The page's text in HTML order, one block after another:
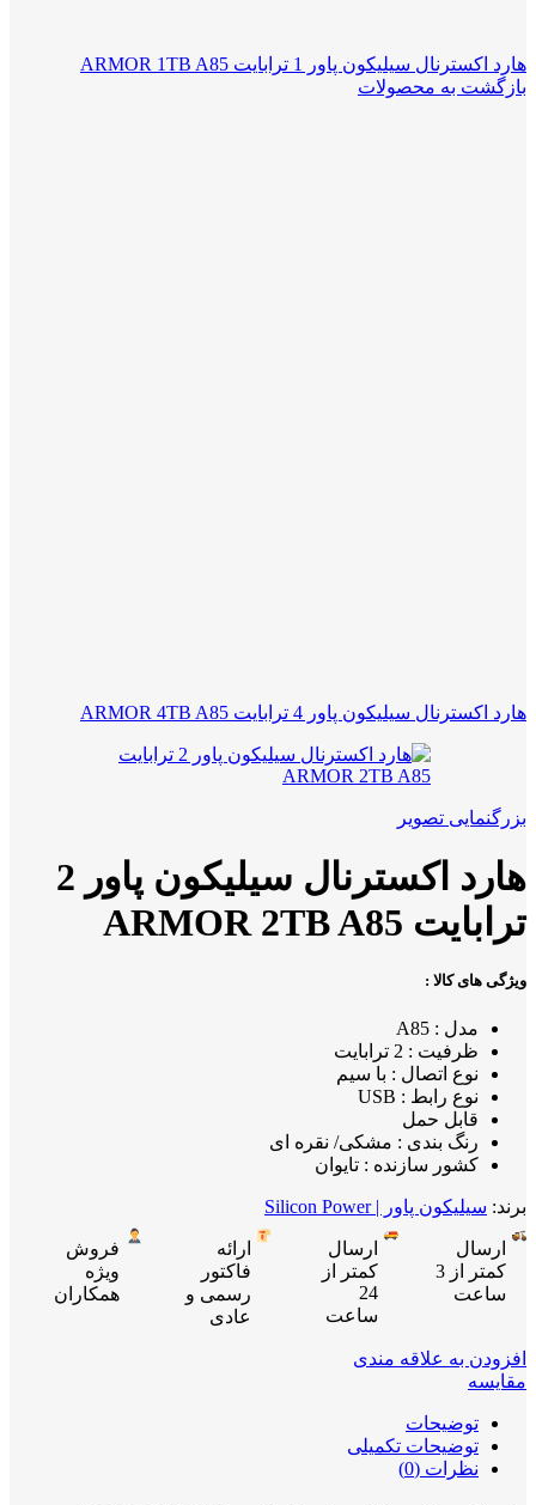
هارد اکسترنال سیلیکون پاور 1 ترابایت ARMOR 1TB A85
بازگشت به محصولات
هارد اکسترنال سیلیکون پاور 4 ترابایت ARMOR 4TB A85
بزرگنمایی تصویر
هارد اکسترنال سیلیکون پاور 2
ترابایت ARMOR 2TB A85
ویژگی های کالا :
مدل : A85
ظرفیت : 2 ترابایت
نوع اتصال : با سیم
نوع رابط : USB
قابل حمل
رنگ بندی : مشکی/ نقره ای
کشور سازنده : تایوان
برند: سیلیکون پاور | Silicon Power
ارسال
کمتر از 3
ساعت
ارسال
کمتر از
24
ساعت
ارائه
فاکتور
رسمی و
عادی
فروش
ویژه
همکاران
افزودن به علاقه مندی
مقایسه
توضیحات
توضیحات تکمیلی
نظرات (0)